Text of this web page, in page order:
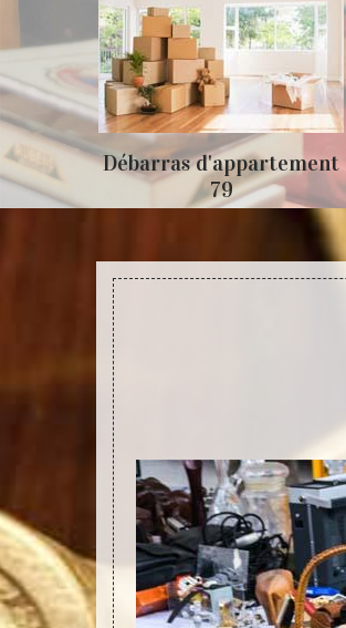
79
Débarras d'appartement
79